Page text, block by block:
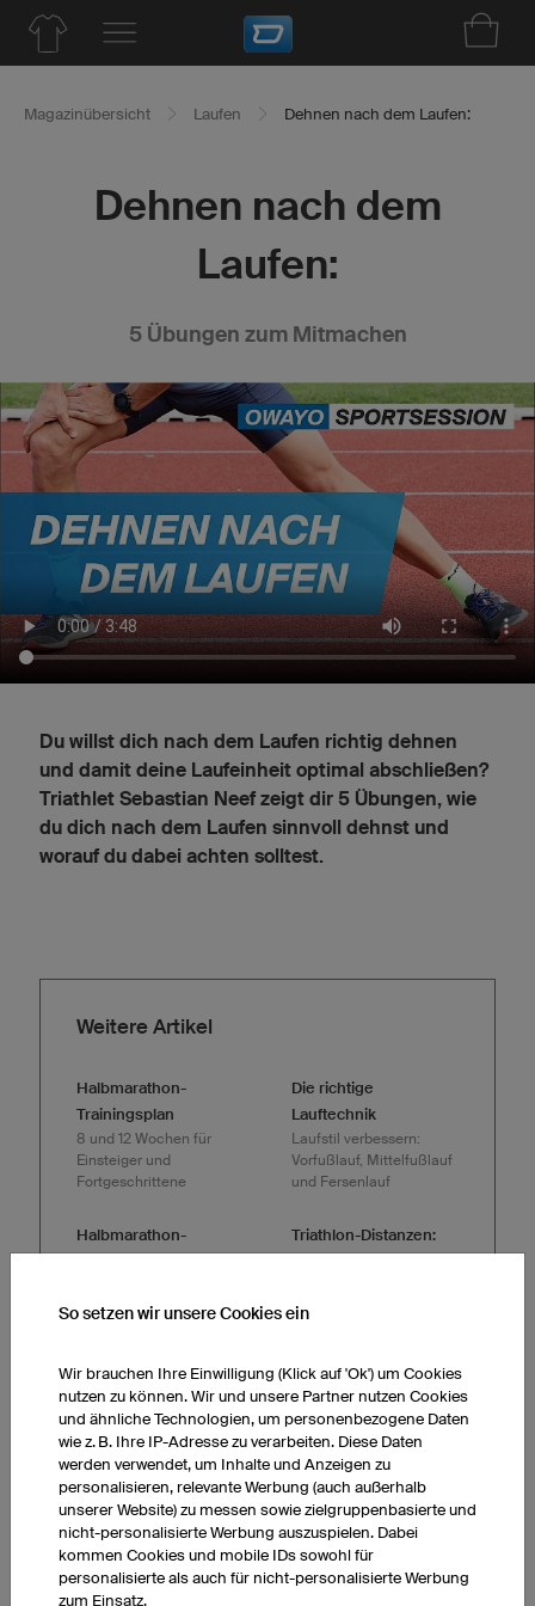
Magazinübersicht Laufen Dehnen nach dem Laufen:
Dehnen nach dem
Laufen:
5 Übungen zum Mitmachen
Du willst dich nach dem Laufen richtig dehnen
und damit deine Laufeinheit optimal abschließen?
Triathlet Sebastian Neef zeigt dir 5 Übungen, wie
du dich nach dem Laufen sinnvoll dehnst und
worauf du dabei achten solltest.
Weitere Artikel
Halbmarathon-
Trainingsplan
8 und 12 Wochen für
Einsteiger und
Fortgeschrittene
Halbmarathon-
entspannt ins Ziel
Finden Sie das Event
in Ihrer Stadt
Alle Firmenläufe 2026 in
Deutschland
Long Run im
Marathontraining
Alles Wichtige zu Länge,
Tempo und Häufigkeit
Die richtige
Lauftechnik
Laufstil verbessern:
Vorfußlauf, Mittelfußlauf
und Fersenlauf
Triathlon-Distanzen:
Wichtiges zu Distanzen,
gelingt
Diese Trailrunning-
Ausrüstung brauchen
Sie wirklich
Packliste mit Bekleidung,
Verpflegung, Technik und
Co.
So setzen wir unsere Cookies ein
Wir brauchen Ihre Einwilligung (Klick auf 'Ok') um Cookies
nutzen zu können. Wir und unsere Partner nutzen Cookies
und ähnliche Technologien, um personenbezogene Daten
wie z. B. Ihre IP-Adresse zu verarbeiten. Diese Daten
werden verwendet, um Inhalte und Anzeigen zu
personalisieren, relevante Werbung (auch außerhalb
unserer Website) zu messen sowie zielgruppenbasierte und
nicht-personalisierte Werbung auszuspielen. Dabei
kommen Cookies und mobile IDs sowohl für
personalisierte als auch für nicht-personalisierte Werbung
zum Einsatz.